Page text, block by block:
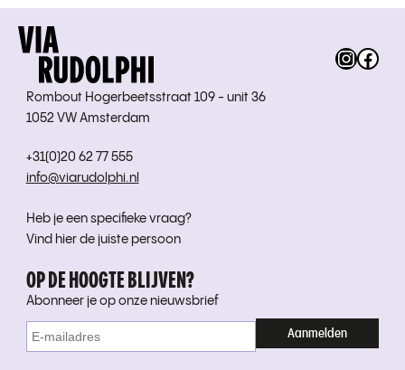
Rombout Hogerbeetsstraat 109 - unit 36
1052 VW Amsterdam
+31(0)20 62 77 555
info@viarudolphi.nl
Heb je een specifieke vraag?
Vind hier de juiste persoon
OP DE HOOGTE BLIJVEN?
Abonneer je op onze nieuwsbrief